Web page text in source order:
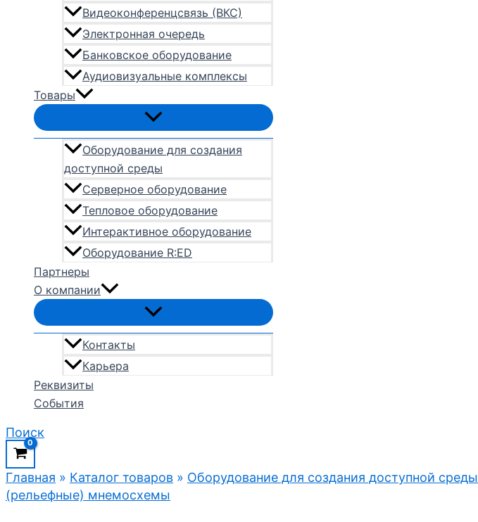
Видеоконференцсвязь (ВКС)
Электронная очередь
Банковское оборудование
Аудиовизуальные комплексы
Товары
Оборудование для создания
доступной среды
Серверное оборудование
Тепловое оборудование
Интерактивное оборудование
Оборудование R:ED
Партнеры
О компании
Контакты
Карьера
Реквизиты
События
Поиск
Главная » Каталог товаров » Оборудование для создания доступной среды
(рельефные) мнемосхемы